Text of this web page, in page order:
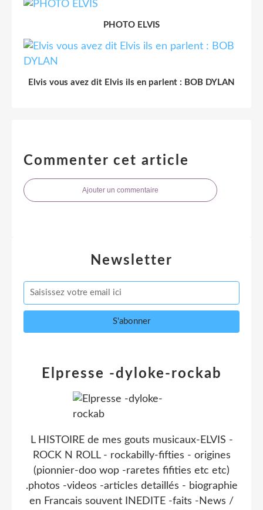
PHOTO ELVIS
Elvis vous avez dit Elvis ils en parlent : BOB DYLAN
Commenter cet article
Ajouter un commentaire
Newsletter
Elpresse -dyloke-rockab
L HISTOIRE de mes gouts musicaux-ELVIS -
ROCK N ROLL - rockabilly-fifties - origines
(pionnier-doo wop -raretes fifities etc etc)
.photos -videos -articles detaillés - biographie
en Francais souvent INEDITE -faits -News /